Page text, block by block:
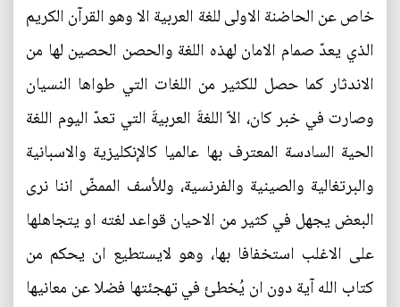
خاص عن الحاضنة الاولى للغة العربية الا وهو القرآن الكريم
الذي يعدّ صمام الامان لهذه اللغة والحصن الحصين لها من
الاندثار كما حصل للكثير من اللغات التي طواها النسيان
وصارت في خبر كان، الاّ اللغةَ العربيةَ التي تعدّ اليوم اللغة
الحية السادسة المعترف بها عالميا كالإنكليزية والاسبانية
والبرتغالية والصينية والفرنسية، وللأسف الممضّ اننا نرى
البعض يجهل في كثير من الاحيان قواعد لغته او يتجاهلها
على الاغلب استخفافا بها، وهو لايستطيع ان يحكم من
كتاب الله آية دون ان يُخطئ في تهجئتها فضلا عن معانيها